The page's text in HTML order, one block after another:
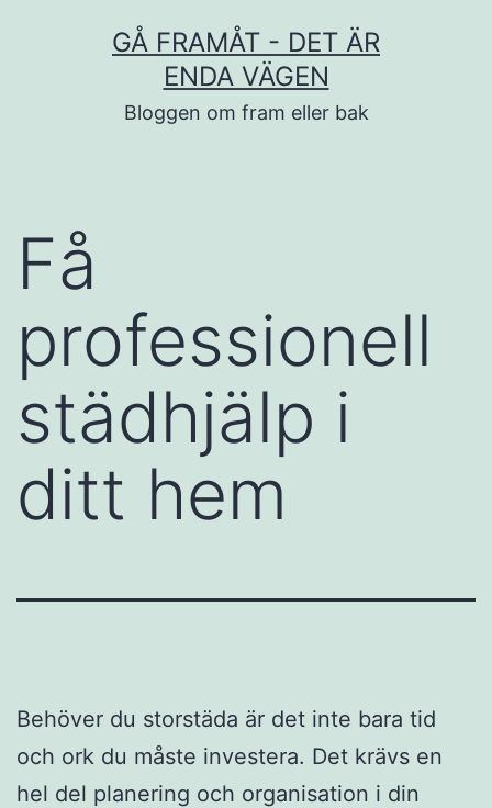
GÅ FRAMÅT - DET ÄR
ENDA VÄGEN
Bloggen om fram eller bak
Få
professionell
städhjälp i
ditt hem
Behöver du storstäda är det inte bara tid
och ork du måste investera. Det krävs en
hel del planering och organisation i din